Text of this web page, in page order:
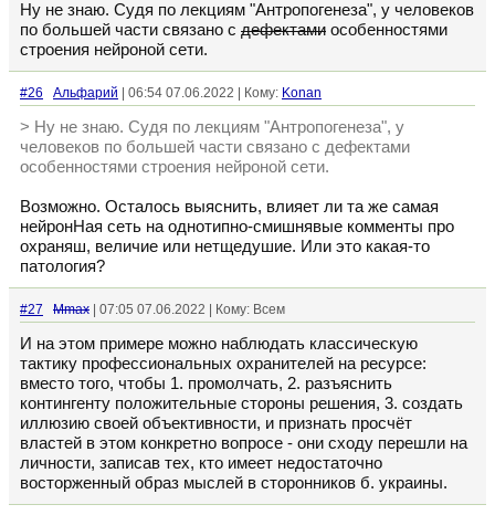
Ну не знаю. Судя по лекциям "Антропогенеза", у человеков
по большей части связано с дефектами особенностями
строения нейроной сети.
#26 Альфарий | 06:54 07.06.2022 | Кому: Konan
> Ну не знаю. Судя по лекциям "Антропогенеза", у
человеков по большей части связано с дефектами
особенностями строения нейроной сети.
Возможно. Осталось выяснить, влияет ли та же самая
нейронНая сеть на однотипно-смишнявые комменты про
охраняш, величие или нетщедушие. Или это какая-то
патология?
#27 Mmax | 07:05 07.06.2022 | Кому: Всем
И на этом примере можно наблюдать классическую
тактику профессиональных охранителей на ресурсе:
вместо того, чтобы 1. промолчать, 2. разъяснить
контингенту положительные стороны решения, 3. создать
иллюзию своей объективности, и признать просчёт
властей в этом конкретно вопросе - они сходу перешли на
личности, записав тех, кто имеет недостаточно
восторженный образ мыслей в сторонников б. украины.